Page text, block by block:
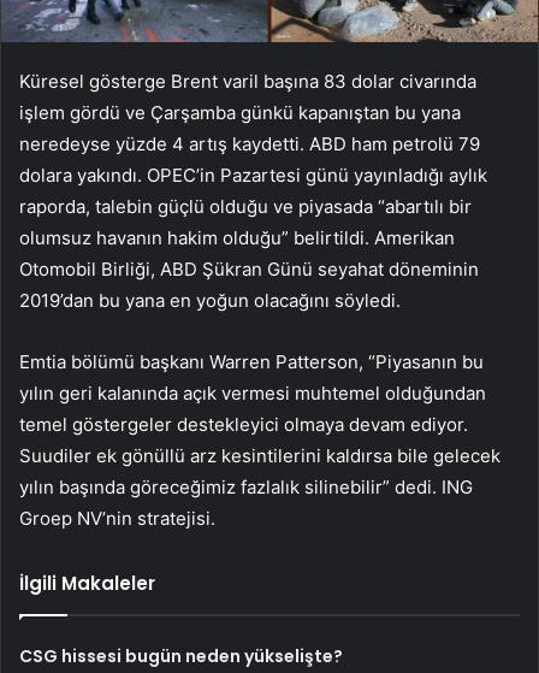
Küresel gösterge Brent varil başına 83 dolar civarında
işlem gördü ve Çarşamba günkü kapanıştan bu yana
neredeyse yüzde 4 artış kaydetti. ABD ham petrolü 79
dolara yakındı. OPEC’in Pazartesi günü yayınladığı aylık
raporda, talebin güçlü olduğu ve piyasada “abartılı bir
olumsuz havanın hakim olduğu” belirtildi. Amerikan
Otomobil Birliği, ABD Şükran Günü seyahat döneminin
2019’dan bu yana en yoğun olacağını söyledi.
Emtia bölümü başkanı Warren Patterson, “Piyasanın bu
yılın geri kalanında açık vermesi muhtemel olduğundan
temel göstergeler destekleyici olmaya devam ediyor.
Suudiler ek gönüllü arz kesintilerini kaldırsa bile gelecek
yılın başında göreceğimiz fazlalık silinebilir” dedi. ING
Groep NV’nin stratejisi.
İlgili Makaleler
CSG hissesi bugün neden yükselişte?